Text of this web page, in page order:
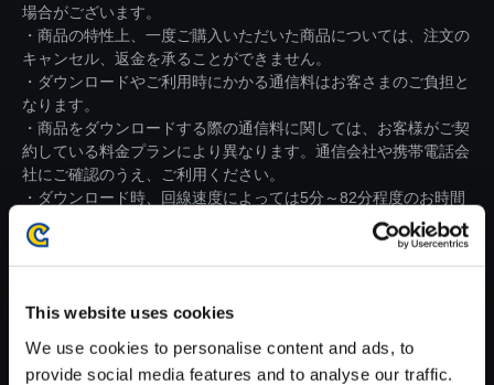
This website uses cookies
We use cookies to personalise content and ads, to
provide social media features and to analyse our traffic.
場合がございます。
・商品の特性上、一度ご購入いただいた商品については、注文の
キャンセル、返金を承ることができません。
・ダウンロードやご利用時にかかる通信料はお客さまのご負担と
なります。
・商品をダウンロードする際の通信料に関しては、お客様がご契
約している料金プランにより異なります。通信会社や携帯電話会
社にご確認のうえ、ご利用ください。
・ダウンロード時、回線速度によっては5分～82分程度のお時間
がかかる場合がございます。
※ご購入いただいたファイルのダウンロードの際には、通信環境
が安定しているWifi環境でお試しください。